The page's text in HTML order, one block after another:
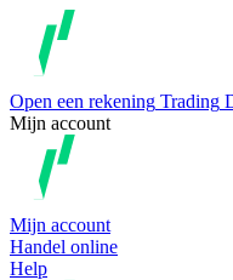
Open een rekening Trading
Mijn account
Mijn account
Handel online
Help